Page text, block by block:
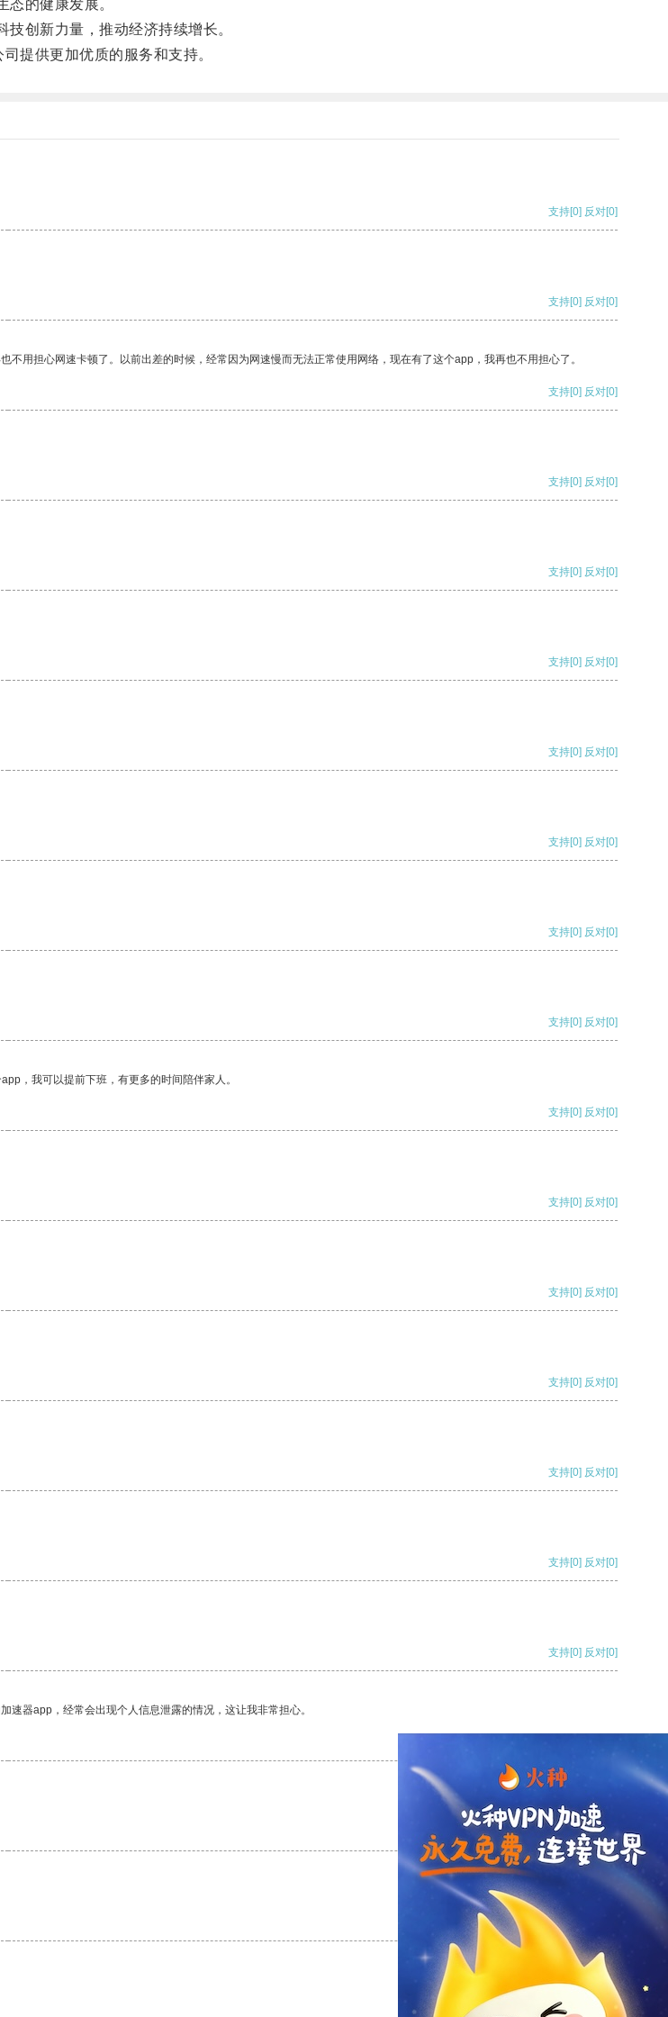
的健康发展。
创新力量，推动经济持续增长。
提供更加优质的服务和支持。
支持[0] 反对[0]
支持[0] 反对[0]
用担心网速卡顿了。以前出差的时候，经常因为网速慢而无法正常使用网络，现在有了这个app，我再也不用担心了。
支持[0] 反对[0]
支持[0] 反对[0]
支持[0] 反对[0]
支持[0] 反对[0]
支持[0] 反对[0]
支持[0] 反对[0]
支持[0] 反对[0]
支持[0] 反对[0]
，我可以提前下班，有更多的时间陪伴家人。
支持[0] 反对[0]
支持[0] 反对[0]
支持[0] 反对[0]
支持[0] 反对[0]
支持[0] 反对[0]
支持[0] 反对[0]
支持[0] 反对[0]
器app，经常会出现个人信息泄露的情况，这让我非常担心。
支持 [0] 反对 [0]
支持